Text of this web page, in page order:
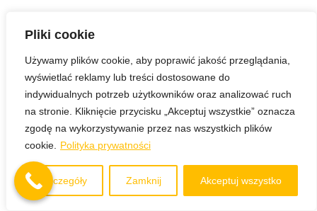
Pliki cookie
Używamy plików cookie, aby poprawić jakość przeglądania,
wyświetlać reklamy lub treści dostosowane do
indywidualnych potrzeb użytkowników oraz analizować ruch
na stronie. Kliknięcie przycisku „Akceptuj wszystkie” oznacza
zgodę na wykorzystywanie przez nas wszystkich plików
cookie.
Polityka prywatności
Szczegóły Zamknij Akceptuj wszystko